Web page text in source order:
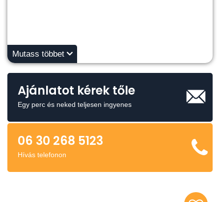
Mutass többet
Ajánlatot kérek tőle
Egy perc és neked teljesen ingyenes
06 30 268 5123
Hívás telefonon